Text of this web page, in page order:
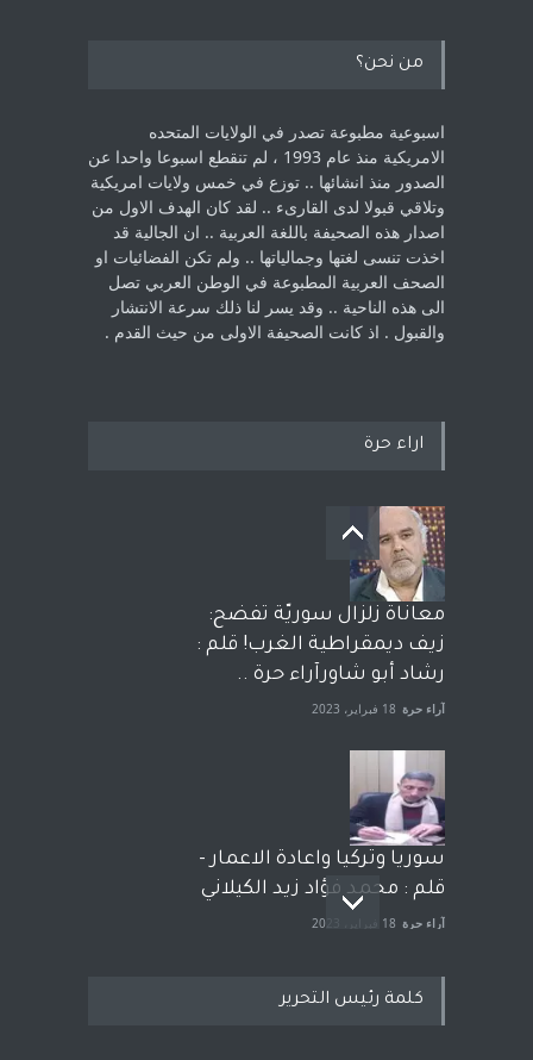
من نحن؟
اسبوعية مطبوعة تصدر في الولايات المتحده
الامريكية منذ عام 1993 ، لم ‏تنقطع اسبوعا واحدا عن
الصدور منذ انشائها .. توزع في خمس ولايات امريكية
‏وتلاقي قبولا لدى القارىء ..‏ لقد كان الهدف الاول من
اصدار هذه الصحيفة باللغة العربية .. ان الجالية قد
اخذت ‏تنسى لغتها وجمالياتها .. ولم تكن الفضائيات او
الصحف العربية المطبوعة في الوطن ‏العربي تصل
الى هذه الناحية .. وقد يسر لنا ذلك سرعة الانتشار
والقبول . اذ كانت ‏الصحيفة الاولى من حيث القدم . ‏
اراء حرة
معاناة زلزال سوريّة تفضح:
زيف ديمقراطية الغرب! قلم :
رشاد أبو شاورآراء حرة ..
آراء حرة 18 فبراير، 2023
سوريا وتركيا واعادة الاعمار -
قلم : محمد فؤاد زيد الكيلاني
آراء حرة 18 فبراير، 2023
كلمة رئيس التحرير